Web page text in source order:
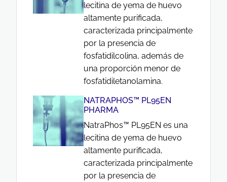
lecitina de yema de huevo
altamente purificada,
caracterizada principalmente
por la presencia de
fosfatidilcolina, además de
una proporción menor de
fosfatidiletanolamina.
NATRAPHOS™ PL95EN
PHARMA
NatraPhos™ PL95EN es una
lecitina de yema de huevo
altamente purificada,
caracterizada principalmente
por la presencia de